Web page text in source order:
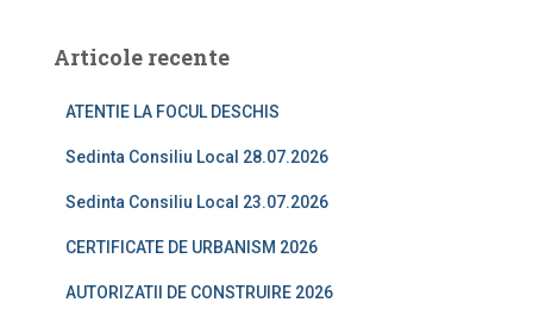
Articole recente
ATENTIE LA FOCUL DESCHIS
Sedinta Consiliu Local 28.07.2026
Sedinta Consiliu Local 23.07.2026
CERTIFICATE DE URBANISM 2026
AUTORIZATII DE CONSTRUIRE 2026